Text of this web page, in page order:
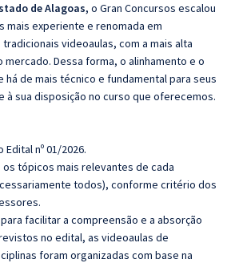
de Alagoas, o Gran Concursos escalou
experiente e renomada em
videoaulas, com a mais alta
mercado. Dessa forma, o alinhamento e o
de mais técnico e fundamental para seus
sua disposição no curso que oferecemos.
nº 01/2026.
tópicos mais relevantes de cada
todos), conforme critério dos
facilitar a compreensão e a absorção
no edital, as videoaulas de
foram organizadas com base na